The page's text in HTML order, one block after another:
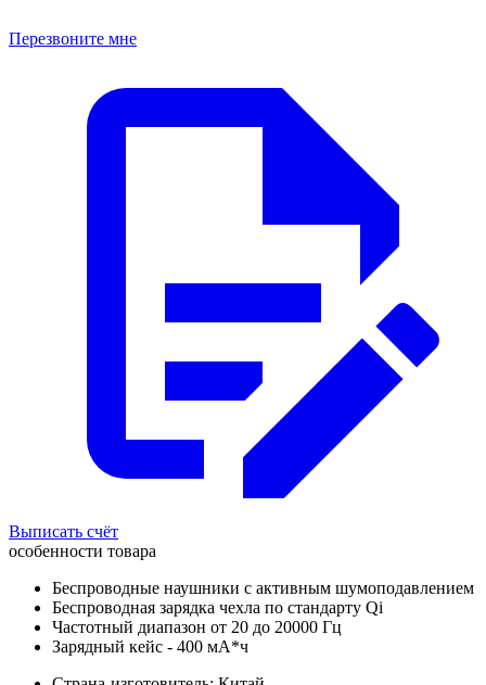
Перезвоните мне
Выписать счёт
особенности товара
Беспроводные наушники с активным шумоподавлением
Беспроводная зарядка чехла по стандарту Qi
Частотный диапазон от 20 до 20000 Гц
Зарядный кейс - 400 мА*ч